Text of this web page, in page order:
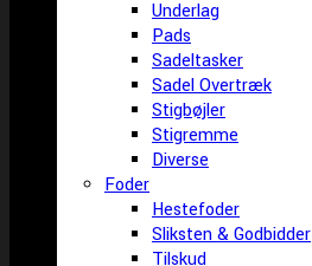
Underlag
Pads
Sadeltasker
Sadel Overtræk
Stigbøjler
Stigremme
Diverse
Foder
Hestefoder
Sliksten & Godbidder
Tilskud